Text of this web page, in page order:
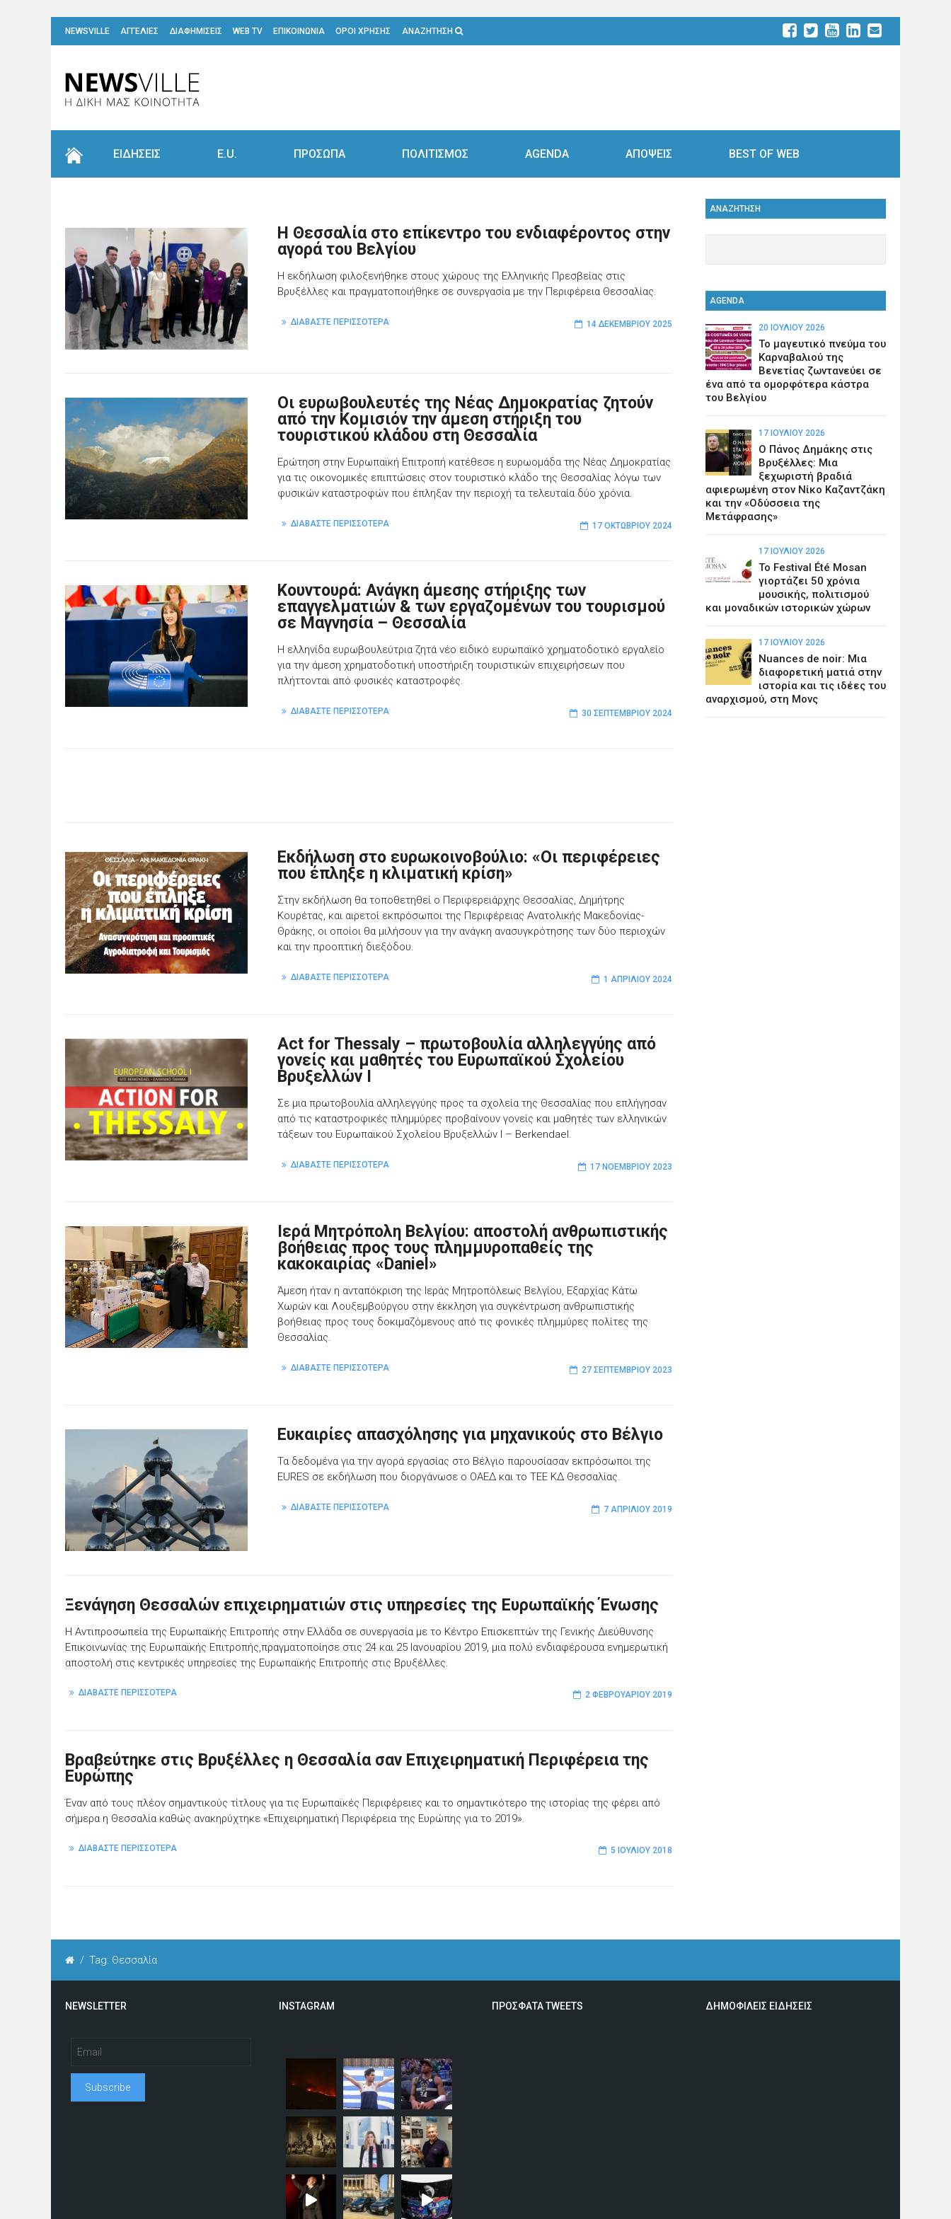
NEWSVILLE ΑΓΓΕΛΙΕΣ ΔΙΑΦΗΜΙΣΕΙΣ WEB TV ΕΠΙΚΟΙΝΩΝΙΑ ΟΡΟΙ ΧΡΗΣΗΣ ΑΝΑΖΗΤΗΣΗ
ΕΙΔΗΣΕΙΣ E.U. ΠΡΟΣΩΠΑ ΠΟΛΙΤΙΣΜΟΣ AGENDA ΑΠΟΨΕΙΣ BEST OF WEB
Η Θεσσαλία στο επίκεντρο του ενδιαφέροντος στην
αγορά του Βελγίου
Η εκδήλωση φιλοξενήθηκε στους χώρους της Ελληνικής Πρεσβείας στις
Βρυξέλλες και πραγματοποιήθηκε σε συνεργασία με την Περιφέρεια Θεσσαλίας.
ΔΙΑΒΑΣΤΕ ΠΕΡΙΣΣΟΤΕΡΑ 14 ΔΕΚΕΜΒΡΊΟΥ 2025
Οι ευρωβουλευτές της Νέας Δημοκρατίας ζητούν
από την Κομισιόν την άμεση στήριξη του
τουριστικού κλάδου στη Θεσσαλία
Ερώτηση στην Ευρωπαϊκή Επιτροπή κατέθεσε η ευρωομάδα της Νέας Δημοκρατίας
για τις οικονομικές επιπτώσεις στον τουριστικό κλάδο της Θεσσαλίας λόγω των
φυσικών καταστροφών που έπληξαν την περιοχή τα τελευταία δύο χρόνια.
ΔΙΑΒΑΣΤΕ ΠΕΡΙΣΣΟΤΕΡΑ 17 ΟΚΤΩΒΡΊΟΥ 2024
Κουντουρά: Ανάγκη άμεσης στήριξης των
επαγγελματιών & των εργαζομένων του τουρισμού
σε Μαγνησία – Θεσσαλία
Η ελληνίδα ευρωβουλεύτρια ζητά νέο ειδικό ευρωπαϊκό χρηματοδοτικό εργαλείο
για την άμεση χρηματοδοτική υποστήριξη τουριστικών επιχειρήσεων που
πλήττονται από φυσικές καταστροφές.
ΔΙΑΒΑΣΤΕ ΠΕΡΙΣΣΟΤΕΡΑ 30 ΣΕΠΤΕΜΒΡΊΟΥ 2024
Εκδήλωση στο ευρωκοινοβούλιο: «Οι περιφέρειες
που έπληξε η κλιματική κρίση»
Στην εκδήλωση θα τοποθετηθεί ο Περιφερειάρχης Θεσσαλίας, Δημήτρης
Κουρέτας, και αιρετοί εκπρόσωποι της Περιφέρειας Ανατολικής Μακεδονίας-
Θράκης, οι οποίοι θα μιλήσουν για την ανάγκη ανασυγκρότησης των δύο περιοχών
και την προοπτική διεξόδου.
ΔΙΑΒΑΣΤΕ ΠΕΡΙΣΣΟΤΕΡΑ 1 ΑΠΡΙΛΊΟΥ 2024
Act for Thessaly – πρωτοβουλία αλληλεγγύης από
γονείς και μαθητές του Ευρωπαϊκού Σχολείου
Βρυξελλών Ι
Σε μια πρωτοβουλία αλληλεγγύης προς τα σχολεία της Θεσσαλίας που επλήγησαν
από τις καταστροφικές πλημμύρες προβαίνουν γονείς και μαθητές των ελληνικών
τάξεων του Ευρωπαϊκού Σχολείου Βρυξελλών Ι – Berkendael.
ΔΙΑΒΑΣΤΕ ΠΕΡΙΣΣΟΤΕΡΑ 17 ΝΟΕΜΒΡΊΟΥ 2023
Ιερά Μητρόπολη Βελγίου: αποστολή ανθρωπιστικής
βοήθειας προς τους πλημμυροπαθείς της
κακοκαιρίας «Daniel»
Άμεση ήταν η ανταπόκριση της Ιεράς Μητροπόλεως Βελγίου, Εξαρχίας Κάτω
Χωρών και Λουξεμβούργου στην έκκληση για συγκέντρωση ανθρωπιστικής
βοήθειας προς τους δοκιμαζόμενους από τις φονικές πλημμύρες πολίτες της
Θεσσαλίας.
ΔΙΑΒΑΣΤΕ ΠΕΡΙΣΣΟΤΕΡΑ 27 ΣΕΠΤΕΜΒΡΊΟΥ 2023
Ευκαιρίες απασχόλησης για μηχανικούς στο Βέλγιο
Τα δεδομένα για την αγορά εργασίας στο Βέλγιο παρουσίασαν εκπρόσωποι της
EURES σε εκδήλωση που διοργάνωσε ο ΟΑΕΔ και το ΤΕΕ ΚΔ Θεσσαλίας.
ΔΙΑΒΑΣΤΕ ΠΕΡΙΣΣΟΤΕΡΑ 7 ΑΠΡΙΛΊΟΥ 2019
Ξενάγηση Θεσσαλών επιχειρηματιών στις υπηρεσίες της Ευρωπαϊκής Ένωσης
Η Αντιπροσωπεία της Ευρωπαϊκής Επιτροπής στην Ελλάδα σε συνεργασία με το Κέντρο Επισκεπτών της Γενικής Διεύθυνσης
Επικοινωνίας της Ευρωπαϊκής Επιτροπής,πραγματοποίησε στις 24 και 25 Ιανουαρίου 2019, μια πολύ ενδιαφέρουσα ενημερωτική
αποστολή στις κεντρικές υπηρεσίες της Ευρωπαϊκής Επιτροπής στις Βρυξέλλες.
ΔΙΑΒΑΣΤΕ ΠΕΡΙΣΣΟΤΕΡΑ 2 ΦΕΒΡΟΥΑΡΊΟΥ 2019
Βραβεύτηκε στις Βρυξέλλες η Θεσσαλία σαν Επιχειρηματική Περιφέρεια της
Ευρώπης
Έναν από τους πλέον σημαντικούς τίτλους για τις Ευρωπαϊκές Περιφέρειες και το σημαντικότερο της ιστορίας της φέρει από
σήμερα η Θεσσαλία καθώς ανακηρύχτηκε «Επιχειρηματική Περιφέρεια της Ευρώπης για το 2019».
ΔΙΑΒΑΣΤΕ ΠΕΡΙΣΣΟΤΕΡΑ 5 ΙΟΥΛΊΟΥ 2018
ΑΝΑΖΗΤΗΣΗ
AGENDA
20 ΙΟΥΛΊΟΥ 2026
Το μαγευτικό πνεύμα του
Καρναβαλιού της
Βενετίας ζωντανεύει σε
ένα από τα ομορφότερα κάστρα
του Βελγίου
17 ΙΟΥΛΊΟΥ 2026
Ο Πάνος Δημάκης στις
Βρυξέλλες: Μια
ξεχωριστή βραδιά
αφιερωμένη στον Νίκο Καζαντζάκη
και την «Οδύσσεια της
Μετάφρασης»
17 ΙΟΥΛΊΟΥ 2026
Το Festival Été Mosan
γιορτάζει 50 χρόνια
μουσικής, πολιτισμού
και μοναδικών ιστορικών χώρων
17 ΙΟΥΛΊΟΥ 2026
Nuances de noir: Μια
διαφορετική ματιά στην
ιστορία και τις ιδέες του
αναρχισμού, στη Μονς
/ Tag: Θεσσαλία
NEWSLETTER INSTAGRAM ΠΡΟΣΦΑΤΑ TWEETS ΔΗΜΟΦΙΛΕΙΣ ΕΙΔΗΣΕΙΣ